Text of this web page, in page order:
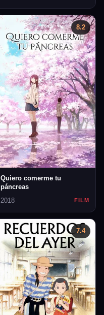
8.2
Quiero comerme tu
páncreas
2018
FILM
7.4